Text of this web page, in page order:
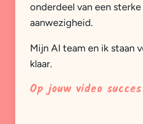
onderdeel van een
aanwezigheid.
Mijn AI team en ik staan
klaar.
Op jouw video